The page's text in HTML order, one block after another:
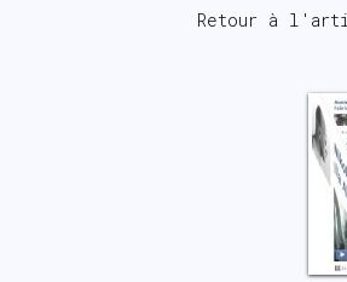
Retour à